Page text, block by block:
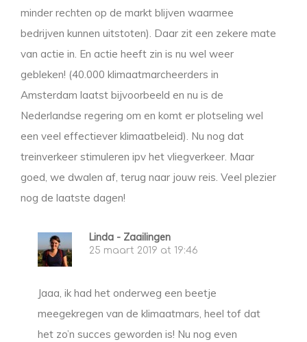
minder rechten op de markt blijven waarmee
bedrijven kunnen uitstoten). Daar zit een zekere mate
van actie in. En actie heeft zin is nu wel weer
gebleken! (40.000 klimaatmarcheerders in
Amsterdam laatst bijvoorbeeld en nu is de
Nederlandse regering om en komt er plotseling wel
een veel effectiever klimaatbeleid). Nu nog dat
treinverkeer stimuleren ipv het vliegverkeer. Maar
goed, we dwalen af, terug naar jouw reis. Veel plezier
nog de laatste dagen!
Linda - Zaailingen
25 maart 2019 at 19:46
Jaaa, ik had het onderweg een beetje
meegekregen van de klimaatmars, heel tof dat
het zo’n succes geworden is! Nu nog even